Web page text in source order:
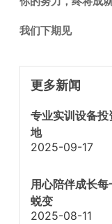
我们下期见
更多新闻
专业实训设备
地
2025-09-17
用心陪伴成长
蜕变
2025-08-11